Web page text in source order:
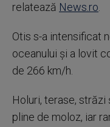
relatează News.ro
Otis s-a intensificat
oceanului şi a lovit
de 266 km/h.
Holuri, terase,
pline de moloz, iar